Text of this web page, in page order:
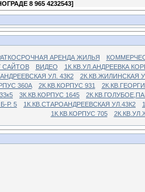
8 965 4232543]
АРЕНДА ЖИЛЬЯ
САЙТОВ ВИДЕО
1К.КВ.УЛ.АНДРЕЕВКА
УЛ. 43К2
2К.КВ.ЖИЛИНСКАЯ
360А 2К.КВ.КОРПУС 931
3К.КВ.КОРПУС 1645
Р. 5
1К.КВ.СТАРОАНДРЕЕВСКАЯ УЛ.43К2
1К.КВ.КОРПУС 705